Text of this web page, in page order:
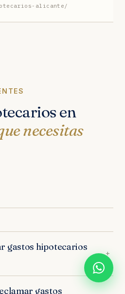
alicante/
en
necesitas
gastos hipotecarios
+
gastos